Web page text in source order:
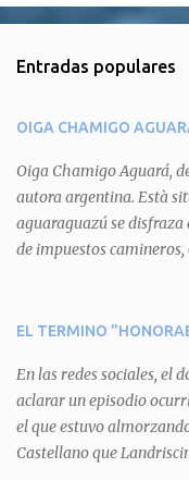
e
t
a
r
i
o
Entradas populares
OIGA CHAMIGO
Oiga Chamigo Aguará,
autora argentina. Està
aguaraguazú se
de impuestos
aguará le provoca. De
del aguará y pasa sin
expuesta la mentira del
personajes a unirse
quitarle el disfraz de
EL TERMINO
En las redes sociales, el
aclarar un episodio
el que estuvo
Castellano que